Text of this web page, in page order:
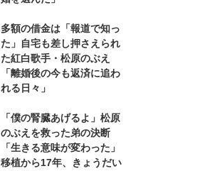
多額の借金は「報道で知っ
た」自宅も差し押さえられ
た紅白歌手・松原のぶえ
「離婚後の今も返済に追わ
れる日々」
「僕の腎臓あげるよ」松原
のぶえを救った弟の決断
「生きる意味が変わった」
移植から17年、きょうだい